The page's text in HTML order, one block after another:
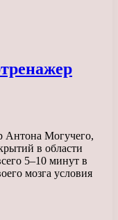
Антона Могучего,
в области
5–10 минут в
мозга условия